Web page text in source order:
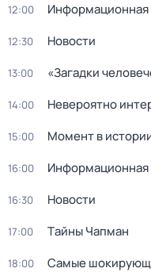
12:00 Информационная
12:30 Новости
13:00 «Загадки
14:00 Невероятно
15:00 Момент в
16:00 Информационная
16:30 Новости
17:00 Тaйны Чапман
18:00 Самые